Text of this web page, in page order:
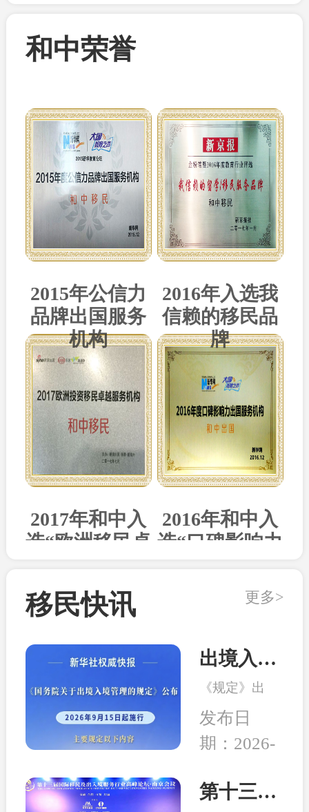
和中荣誉
2015年公信力
品牌出国服务
机构
2016年入选我
信赖的移民品
牌
2017年和中入
选“欧洲移民卓
2016年和中入
选“口碑影响力
移民快讯 更多>
出境入境管理新规发布！移民服务监管升级，哪些机构更值得选择？
《规定》出
台，是我国完
善出入境管理
制度的重要举
交流持续深
发布日
期：2026-
第十三届移民行业高峰论坛在南京举行 和中入选诚信专业示范机构